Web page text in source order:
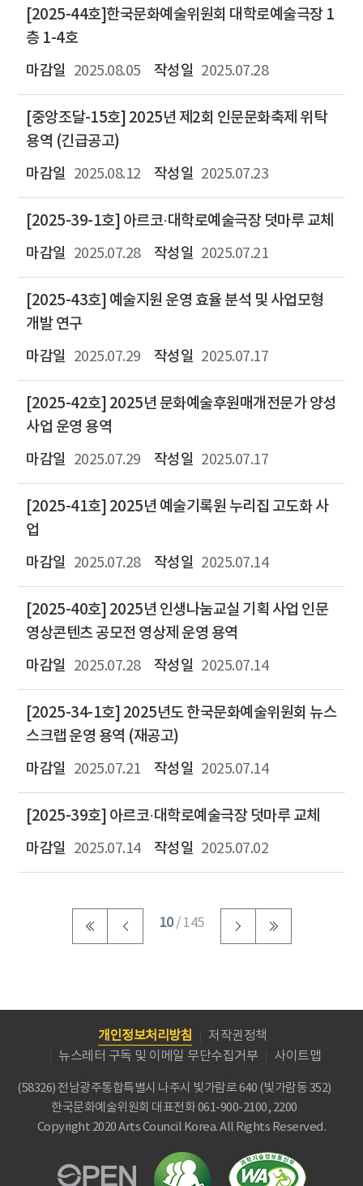
[2025-44호]한국문화예술위원회 대학로예술극장 1
층 1-4호
2025.08.05 2025.07.28
[중앙조달-15호] 2025년 제2회 인문문화축제 위탁
용역 (긴급공고)
2025.08.12 2025.07.23
[2025-39-1호] 아르코·대학로예술극장 덧마루 교체
2025.07.28 2025.07.21
[2025-43호] 예술지원 운영 효율 분석 및 사업모형
개발 연구
2025.07.29 2025.07.17
[2025-42호] 2025년 문화예술후원매개전문가 양성
사업 운영 용역
2025.07.29 2025.07.17
[2025-41호] 2025년 예술기록원 누리집 고도화 사
업
2025.07.28 2025.07.14
[2025-40호] 2025년 인생나눔교실 기획 사업 인문
영상콘텐츠 공모전 영상제 운영 용역
2025.07.28 2025.07.14
[2025-34-1호] 2025년도 한국문화예술위원회 뉴스
스크랩 운영 용역 (재공고)
2025.07.21 2025.07.14
[2025-39호] 아르코·대학로예술극장 덧마루 교체
2025.07.14 2025.07.02
10/ 145
개인정보처리방침
저작권정책
뉴스레터 구독 및 이메일 무단수집거부
사이트맵
(58326) 전남광주통합특별시 나주시 빛가람로 640 (빛가람동 352)
한국문화예술위원회 대표전화 061-900-2100, 2200
Copyright 2020 Arts Council Korea. All Rights Reserved.